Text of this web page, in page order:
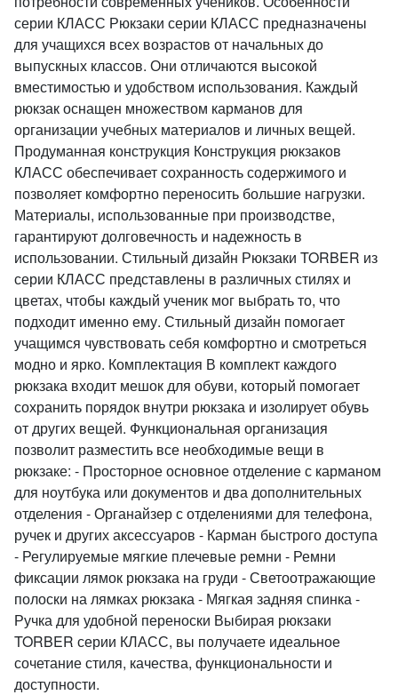
серии КЛАСС Рюкзаки серии КЛАСС предназначены
для учащихся всех возрастов от начальных до
выпускных классов. Они отличаются высокой
вместимостью и удобством использования. Каждый
рюкзак оснащен множеством карманов для
организации учебных материалов и личных вещей.
Продуманная конструкция Конструкция рюкзаков
КЛАСС обеспечивает сохранность содержимого и
позволяет комфортно переносить большие нагрузки.
Материалы, использованные при производстве,
гарантируют долговечность и надежность в
использовании. Стильный дизайн Рюкзаки TORBER из
серии КЛАСС представлены в различных стилях и
цветах, чтобы каждый ученик мог выбрать то, что
подходит именно ему. Стильный дизайн помогает
учащимся чувствовать себя комфортно и смотреться
модно и ярко. Комплектация В комплект каждого
рюкзака входит мешок для обуви, который помогает
сохранить порядок внутри рюкзака и изолирует обувь
от других вещей. Функциональная организация
позволит разместить все необходимые вещи в
рюкзаке: - Просторное основное отделение с карманом
для ноутбука или документов и два дополнительных
отделения - Органайзер с отделениями для телефона,
ручек и других аксессуаров - Карман быстрого доступа
- Регулируемые мягкие плечевые ремни - Ремни
фиксации лямок рюкзака на груди - Светоотражающие
полоски на лямках рюкзака - Мягкая задняя спинка -
Ручка для удобной переноски Выбирая рюкзаки
TORBER серии КЛАСС, вы получаете идеальное
сочетание стиля, качества, функциональности и
доступности.